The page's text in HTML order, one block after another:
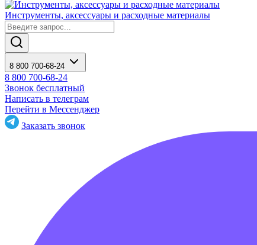
Инструменты, аксессуары и расходные материалы
8 800 700-68-24
8 800 700-68-24
Звонок бесплатный
Написать в телеграм
Перейти в Мессенджер
Заказать звонок